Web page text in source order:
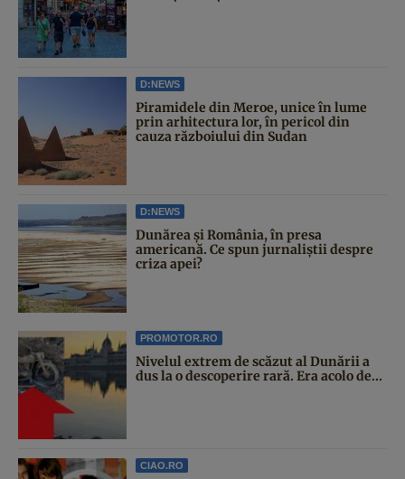
D:NEWS
Piramidele din Meroe, unice în lume
prin arhitectura lor, în pericol din
cauza războiului din Sudan
D:NEWS
Dunărea și România, în presa
americană. Ce spun jurnaliștii despre
criza apei?
PROMOTOR.RO
Nivelul extrem de scăzut al Dunării a
dus la o descoperire rară. Era acolo de...
CIAO.RO